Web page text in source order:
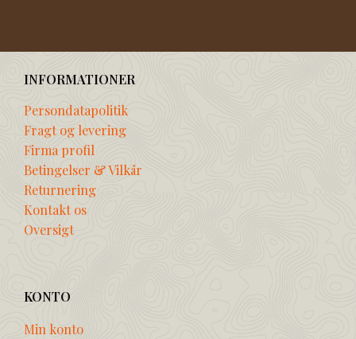
INFORMATIONER
Persondatapolitik
Fragt og levering
Firma profil
Betingelser & Vilkår
Returnering
Kontakt os
Oversigt
KONTO
Min konto